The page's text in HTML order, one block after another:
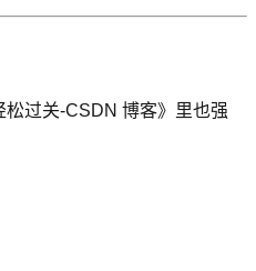
过关-CSDN 博客》里也强